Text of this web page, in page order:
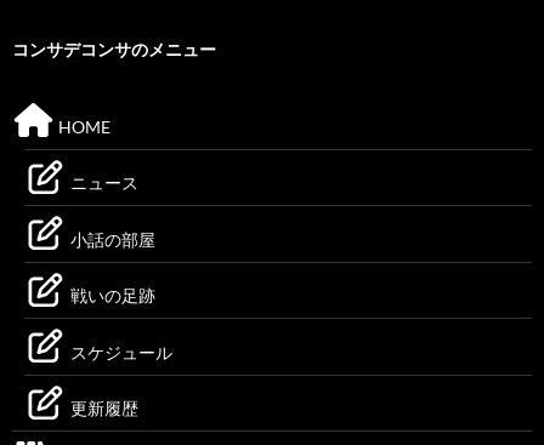
コンサデコンサのメニュー
HOME
ニュース
小話の部屋
戦いの足跡
スケジュール
更新履歴